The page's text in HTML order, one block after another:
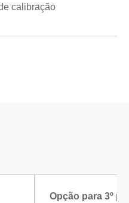
calibração
Opção para 3º